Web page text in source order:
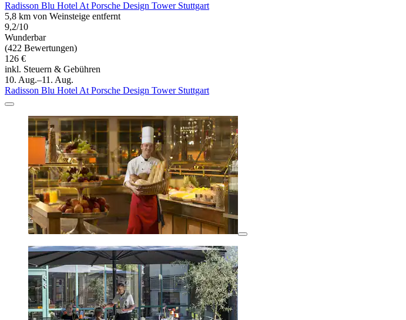
Radisson Blu Hotel At Porsche Design Tower Stuttgart
5,8 km von Weinsteige entfernt
9,2/10
Wunderbar
(422 Bewertungen)
126 €
inkl. Steuern & Gebühren
10. Aug.–11. Aug.
Radisson Blu Hotel At Porsche Design Tower Stuttgart